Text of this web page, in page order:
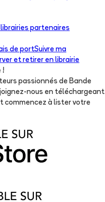
partenaires
de portSuivre ma
et retirer en librairie
!
passionnés de Bande
nous en téléchargeant
à lister votre